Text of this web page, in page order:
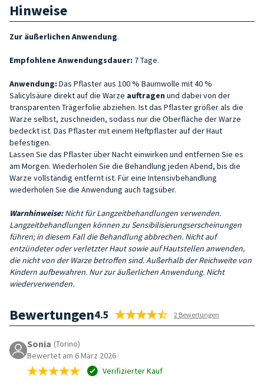
Hinweise
Zur äußerlichen Anwendung.
Empfohlene Anwendungsdauer: 7 Tage.
Anwendung: Das Pflaster aus 100 % Baumwolle mit 40 %
Salicylsäure direkt auf die Warze auftragen und dabei von der
transparenten Trägerfolie abziehen. Ist das Pflaster größer als die
Warze selbst, zuschneiden, sodass nur die Oberfläche der Warze
bedeckt ist. Das Pflaster mit einem Heftpflaster auf der Haut
befestigen.
Lassen Sie das Pflaster über Nacht einwirken und entfernen Sie es
am Morgen. Wiederholen Sie die Behandlung jeden Abend, bis die
Warze vollständig entfernt ist. Für eine Intensivbehandlung
wiederholen Sie die Anwendung auch tagsüber.
Warnhinweise:Nicht für Langzeitbehandlungen verwenden.
Langzeitbehandlungen können zu Sensibilisierungserscheinungen
führen; in diesem Fall die Behandlung abbrechen. Nicht auf
entzündeter oder verletzter Haut sowie auf Hautstellen anwenden,
die nicht von der Warze betroffen sind. Außerhalb der Reichweite von
Kindern aufbewahren. Nur zur äußerlichen Anwendung. Nicht
wiederverwenden.
Bewertungen4.5 2 Bewertungen
Sonia (Torino)
Bewertet am 6 März 2026
Verifizierter Kauf